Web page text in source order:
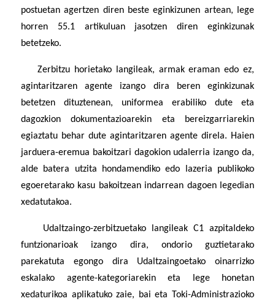
postuetan agertzen diren beste eginkizunen artean, lege
horren 55.1 artikuluan jasotzen diren eginkizunak
betetzeko.
Zerbitzu horietako langileak, armak eraman edo ez,
agintaritzaren agente izango dira beren eginkizunak
betetzen dituztenean, uniformea erabiliko dute eta
dagozkion dokumentazioarekin eta bereizgarriarekin
egiaztatu behar dute agintaritzaren agente direla. Haien
jarduera-eremua bakoitzari dagokion udalerria izango da,
alde batera utzita hondamendiko edo lazeria publikoko
egoeretarako kasu bakoitzean indarrean dagoen legedian
xedatutakoa.
Udaltzaingo-zerbitzuetako langileak C1 azpitaldeko
funtzionarioak izango dira, ondorio guztietarako
parekatuta egongo dira Udaltzaingoetako oinarrizko
eskalako agente-kategoriarekin eta lege honetan
xedaturikoa aplikatuko zaie, bai eta Toki-Administrazioko